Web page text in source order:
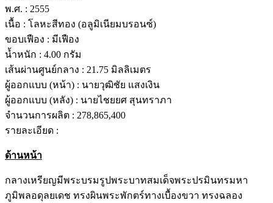
พ.ศ. : 2555
เนื้อ : โลหะสีทอง (อลูมิเนียมบรอนซ์)
ขอบเฟือง : มีเฟือง
น้ำหนัก : 4.00 กรัม
เส้นผ่านศูนย์กลาง : 21.75 มิลลิเมตร
ผู้ออกแบบ (หน้า) : นายวุฒิชัย แสงเงิน
ผู้ออกแบบ (หลัง) : นายไชยยศ สุนทราภา
จำนวนการผลิต : 278,865,400
รายละเอียด :
ด้านหน้า
กลางเหรียญมีพระบรมรูปพระบาทสมเด็จพระปรมินทรมหา
ภูมิพลอดุลยเดช ทรงผินพระพักตร์ทางเบื้องขวา ทรงฉลอง